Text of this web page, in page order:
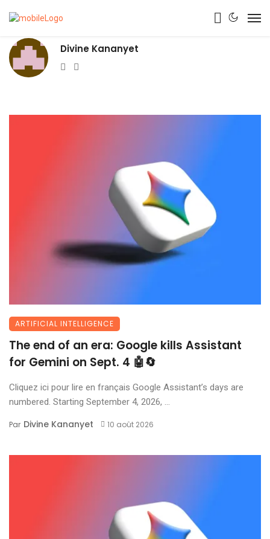
Divine Kananyet
Website
ARTIFICIAL INTELLIGENCE
The end of an era: Google kills Assistant
for Gemini on Sept. 4 🤖🔄
Cliquez ici pour lire en français Google Assistant’s days are
numbered. Starting September 4, 2026, ...
Par Divine Kananyet 10 août 2026